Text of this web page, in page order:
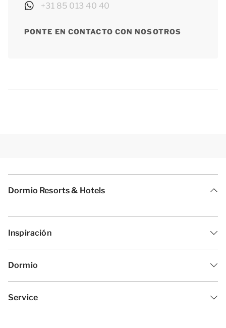
+31 85 013 40 40
PONTE EN CONTACTO CON NOSOTROS
Dormio Resorts & Hotels
Inspiración
Dormio
Service